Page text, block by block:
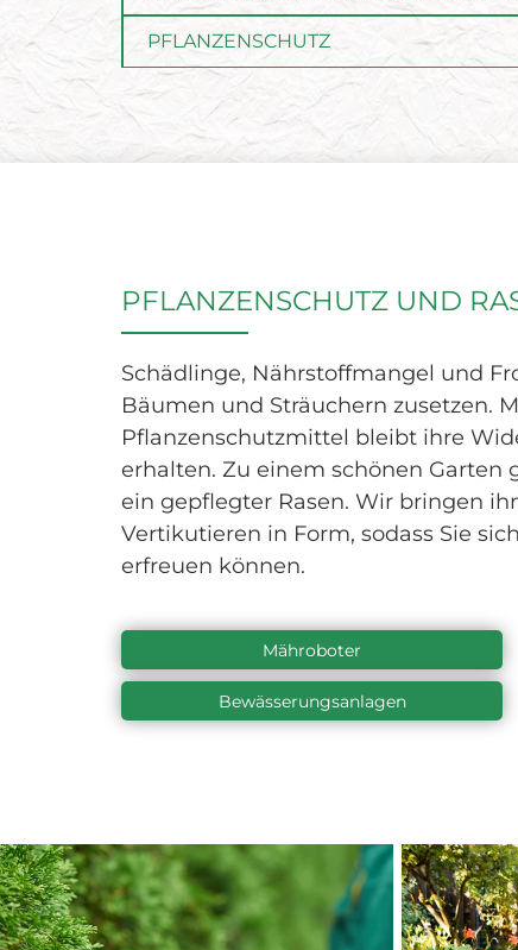
PFLANZENSCHUTZ
PFLANZENSCHUTZ UND
Schädlinge, Nährstoffmangel und
Bäumen und Sträuchern zusetzen.
Pflanzenschutzmittel bleibt ihre
erhalten. Zu einem schönen Garten
ein gepflegter Rasen. Wir bringen
Vertikutieren in Form, sodass Sie
erfreuen können.
Mähroboter
Bewässerungsanlagen